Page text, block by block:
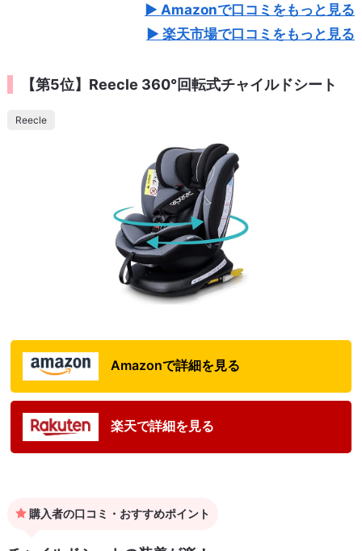
Amazonで口コミをもっと見る
楽天市場で口コミをもっと見る
【第5位】Reecle 360°回転式チャイルドシート
Reecle
Amazonで詳細を見る
楽天で詳細を見る
購入者の口コミ・おすすめポイント